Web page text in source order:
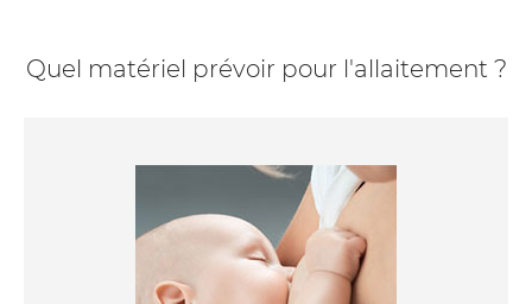
Quel matériel prévoir pour l'allaitement ?